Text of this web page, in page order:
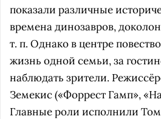
показали различные
времена динозавров,
т. п. Однако в центре
жизнь одной семьи, за
наблюдать зрители.
Земекис («Форрест Гамп»,
Главные роли исполнили